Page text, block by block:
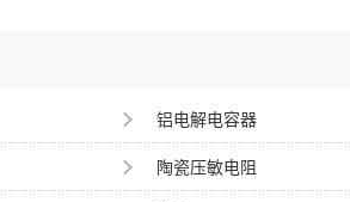
铝电解电容器
陶瓷压敏电阻